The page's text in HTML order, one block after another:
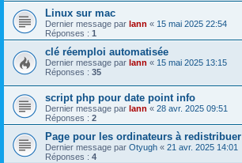
Linux sur mac
Dernier message par lann « 15 mai 2025 22:54
Réponses : 1
clé réemploi automatisée
Dernier message par lann « 15 mai 2025 13:15
Réponses : 35
script php pour date point info
Dernier message par lann « 28 avr. 2025 09:51
Réponses : 2
Page pour les ordinateurs à redistribuer
Dernier message par Otyugh « 21 avr. 2025 14:01
Réponses : 4